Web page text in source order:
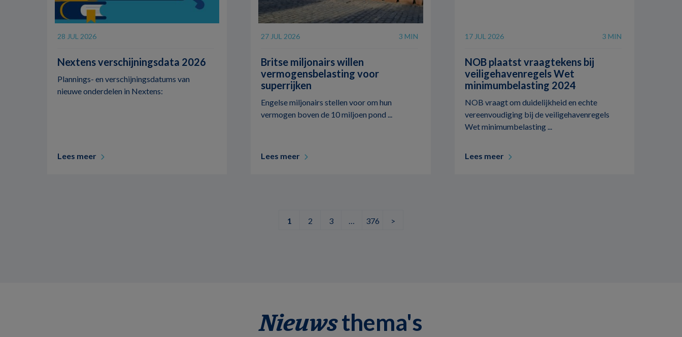
28 JUL 2026
Nextens verschijningsdata 2026
Plannings- en verschijningsdatums van
nieuwe onderdelen in Nextens:
Lees meer
27 JUL 2026 3 MIN
Britse miljonairs willen
vermogensbelasting voor
superrijken
Engelse miljonairs stellen voor om hun
vermogen boven de 10 miljoen pond ...
Lees meer
17 JUL 2026 3 MIN
NOB plaatst vraagtekens bij
veiligehavenregels Wet
minimumbelasting 2024
NOB vraagt om duidelijkheid en echte
vereenvoudiging bij de veiligehavenregels
Wet minimumbelasting ...
Lees meer
1 2 3 … 376 >
Nieuwsthema's